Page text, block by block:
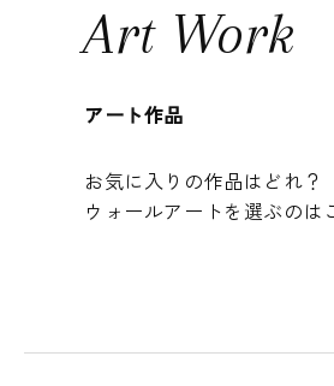
Art Work
アート作品
お気に入りの作品はどれ？
ウォールアートを選ぶのは